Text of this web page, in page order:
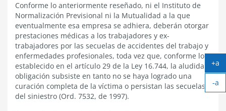
Conforme lo anteriormente reseñado, ni el Instituto de
Normalización Previsional ni la Mutualidad a la que
eventualmente esa empresa se adhiera, deberán otorgar
prestaciones médicas a los trabajadores y ex-
trabajadores por las secuelas de accidentes del trabajo y
enfermedades profesionales, toda vez que, conforme lo
establecido en el artículo 29 de la Ley 16.744, la aludida
obligación subsiste en tanto no se haya logrado una
curación completa de la víctima o persistan las secuelas
del siniestro (Ord. 7532, de 1997).
+a
-a